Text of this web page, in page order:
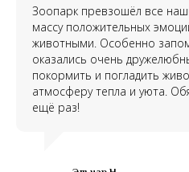
Зоопарк превзошёл все
массу положительных
животными. Особенно
оказались очень
покормить и погладить
атмосферу тепла и уюта.
ещё раз!